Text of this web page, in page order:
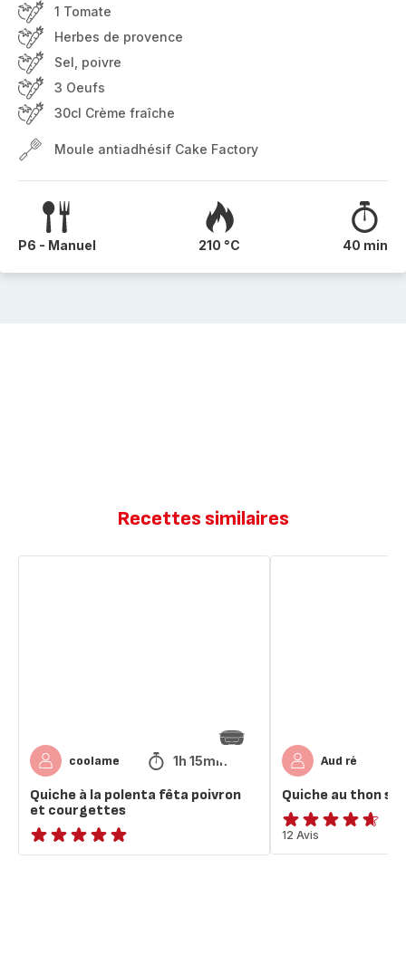
1 Tomate
Herbes de provence
Sel, poivre
3 Oeufs
30cl Crème fraîche
Moule antiadhésif Cake Factory
P6 - Manuel 210 °C 40 min
Recettes similaires
coolame 1h 15min
Quiche à la polenta fêta poivron
et courgettes
ratings.NaN
Aud ré
Quiche au thon
ratings.4.6
12 Avis